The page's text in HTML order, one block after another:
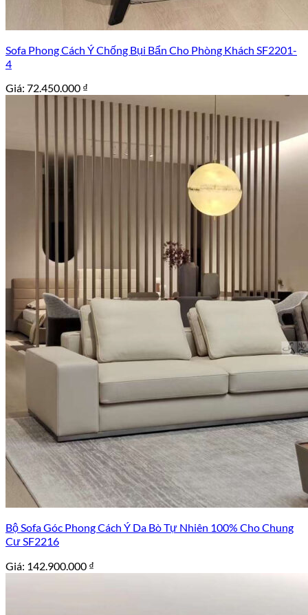
Sofa Phong Cách Ý Chống Bụi Bẩn Cho Phòng Khách SF2201-
4
Giá: 72.450.000 ₫
Bộ Sofa Góc Phong Cách Ý Da Bò Tự Nhiên 100% Cho Chung
Cư SF2216
Giá: 142.900.000 ₫